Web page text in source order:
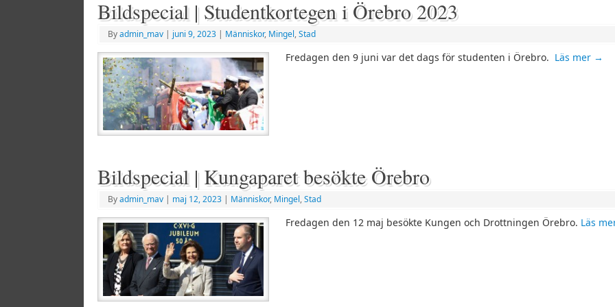
Bildspecial | Studentkortegen i Örebro 2023
Byadmin_mav | juni 9, 2023 | Människor, Mingel,Stad
Fredagen den 9 juni var det dags för studenten i Örebro. Läs mer →
Bildspecial | Kungaparet besökte Örebro
Byadmin_mav | maj 12, 2023 | Människor, Mingel,Stad
Fredagen den 12 maj besökte Kungen och Drottningen Örebro. Läs